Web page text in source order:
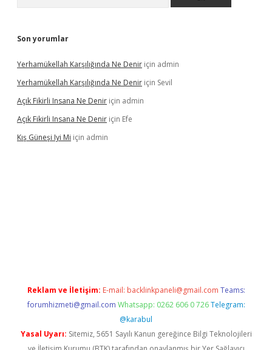
Son yorumlar
Yerhamükellah Karşılığında Ne Denir için admin
Yerhamükellah Karşılığında Ne Denir için Sevil
Açık Fikirli Insana Ne Denir için admin
Açık Fikirli Insana Ne Denir için Efe
Kış Güneşi Iyi Mi için admin
Reklam ve İletişim: E-mail: backlinkpaneli@gmail.com Teams:
forumhizmeti@gmail.com Whatsapp: 0262 606 0 726 Telegram:
@karabul
Yasal Uyarı: Sitemiz, 5651 Sayılı Kanun gereğince Bilgi Teknolojileri